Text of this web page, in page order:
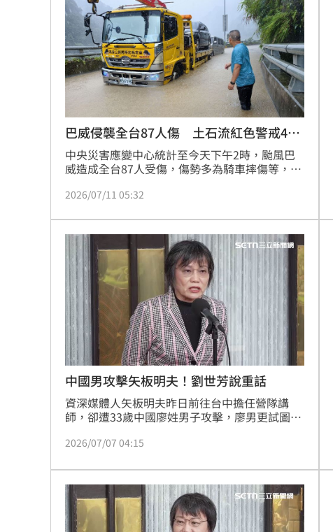
巴威侵襲全台87人傷 土石流紅色警戒45
條
中央災害應變中心統計至今天下午2時，颱風巴
威造成全台87人受傷，傷勢多為騎車摔傷等，無
條，其中在新竹縣共28條。
2026/07/11 05:32
中國男攻擊矢板明夫！劉世芳說重話
資深媒體人矢板明夫昨日前往台中擔任營隊講
師，卻遭33歲中國廖姓男子攻擊，廖男更試圖逃
（7）日赴台中國際機場慰勤警員並頒發慰勉
並呼籲在台外籍人士遇事時務必報案，「台灣警
方會保護你的安全」。劉世芳也指出，若跨境鎮
壓屬實，則會以反滲透法、國安法偵辦。
2026/07/07 04:15